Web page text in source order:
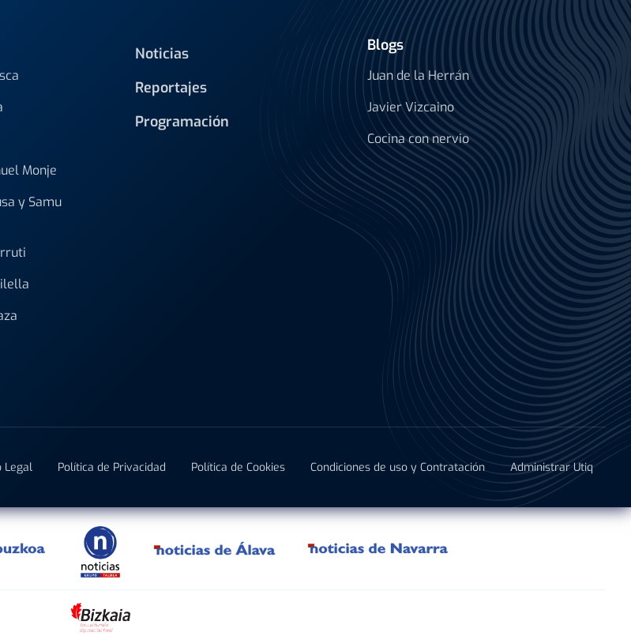
Monje
y Samu
Noticias
Reportajes
Programación
Blogs
Juan de la Herrán
Javier Vizcaino
Cocina con nervio
Legal Política de Privacidad Política de Cookies Condiciones de uso y Contratación Administrar Utiq